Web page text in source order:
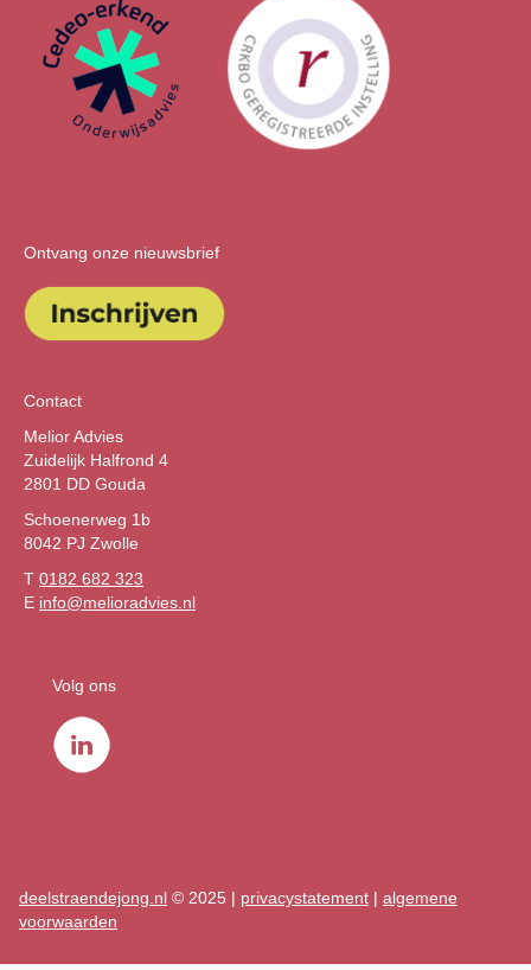
Ontvang onze nieuwsbrief
Contact
Melior Advies
Zuidelijk Halfrond 4
2801 DD Gouda
Schoenerweg 1b
8042 PJ Zwolle
T 0182 682 323
E info@melioradvies.nl
Volg ons
deelstraendejong.nl © 2025 | privacystatement | algemene
voorwaarden